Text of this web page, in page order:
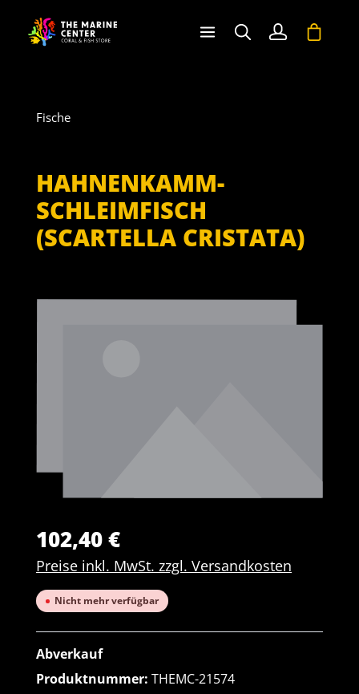
springen
Fische
HAHNENKAMM-
SCHLEIMFISCH
(SCARTELLA CRISTATA)
102,40 €
Preise inkl. MwSt. zzgl. Versandkosten
Nicht mehr verfügbar
Abverkauf
Produktnummer: THEMC-21574